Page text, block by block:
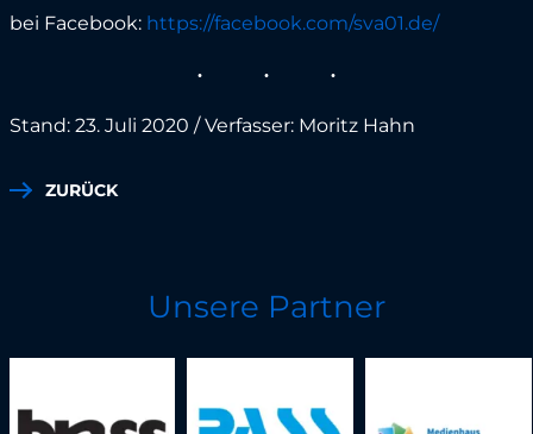
bei Facebook: https://facebook.com/sva01.de/
Stand: 23. Juli 2020 / Verfasser: Moritz Hahn
ZURÜCK
Unsere Partner